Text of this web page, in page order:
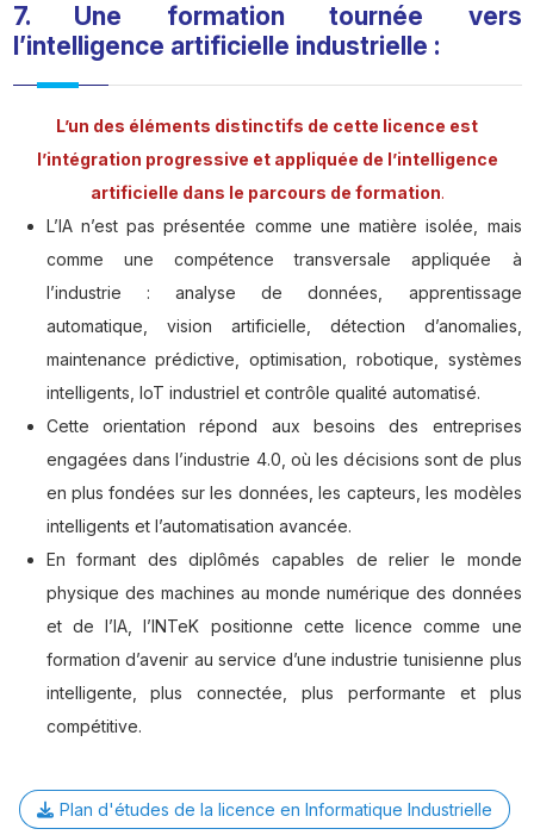
7. Une formation tournée vers
l’intelligence artificielle industrielle :
L’un des éléments distinctifs de cette licence est
l’intégration progressive et appliquée de l’intelligence
artificielle dans le parcours de formation.
L’IA n’est pas présentée comme une matière isolée, mais
comme une compétence transversale appliquée à
l’industrie : analyse de données, apprentissage
automatique, vision artificielle, détection d’anomalies,
maintenance prédictive, optimisation, robotique, systèmes
intelligents, IoT industriel et contrôle qualité automatisé.
Cette orientation répond aux besoins des entreprises
engagées dans l’industrie 4.0, où les décisions sont de plus
en plus fondées sur les données, les capteurs, les modèles
intelligents et l’automatisation avancée.
En formant des diplômés capables de relier le monde
physique des machines au monde numérique des données
et de l’IA, l’INTeK positionne cette licence comme une
formation d’avenir au service d’une industrie tunisienne plus
intelligente, plus connectée, plus performante et plus
compétitive.
Plan d'études de la licence en Informatique Industrielle